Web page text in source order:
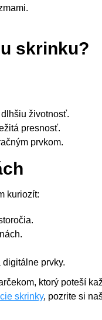
skrinku?
životnosť.
presnosť.
prvkom.
kuriozít:
prvky.
ktorý poteší
skrinky, pozrite si